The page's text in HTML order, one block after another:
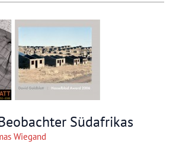
Südafrikas
Wiegand